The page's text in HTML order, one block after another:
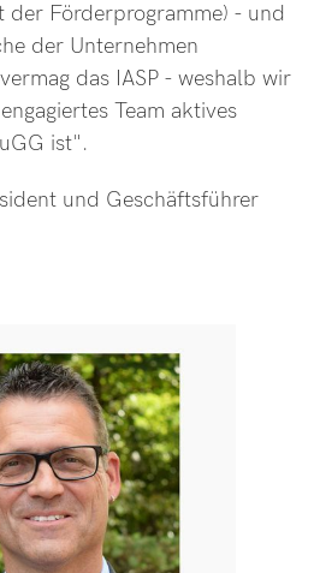
der Förderprogramme) - und
der Unternehmen
das IASP - weshalb wir
Team aktives
ist".
und Geschäftsführer